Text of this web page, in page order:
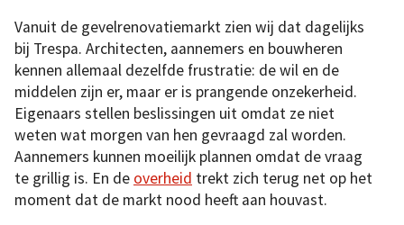
Vanuit de gevelrenovatiemarkt zien wij dat dagelijks
bij Trespa. Architecten, aannemers en bouwheren
kennen allemaal dezelfde frustratie: de wil en de
middelen zijn er, maar er is prangende onzekerheid.
Eigenaars stellen beslissingen uit omdat ze niet
weten wat morgen van hen gevraagd zal worden.
Aannemers kunnen moeilijk plannen omdat de vraag
te grillig is. En de overheid trekt zich terug net op het
moment dat de markt nood heeft aan houvast.